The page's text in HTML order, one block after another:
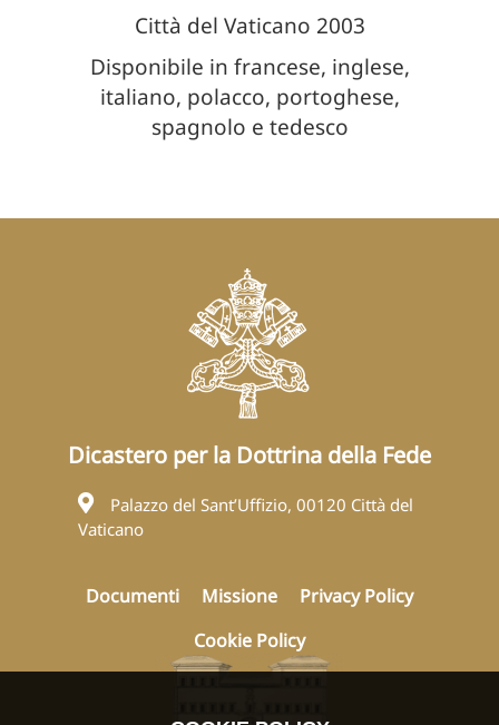
Città del Vaticano 2003
Disponibile in francese, inglese,
italiano, polacco, portoghese,
spagnolo e tedesco
Dicastero per la Dottrina della Fede
Palazzo del Sant’Uffizio, 00120 Città del
Vaticano
Documenti Missione
Privacy Policy
Cookie Policy